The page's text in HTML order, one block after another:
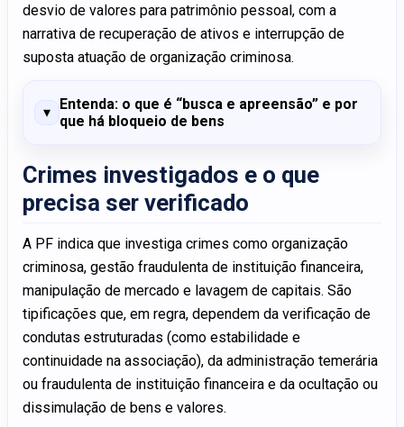
desvio de valores para patrimônio pessoal, com a
narrativa de recuperação de ativos e interrupção de
suposta atuação de organização criminosa.
Entenda: o que é “busca e apreensão” e por
que há bloqueio de bens
Crimes investigados e o que
precisa ser verificado
A PF indica que investiga crimes como organização
criminosa, gestão fraudulenta de instituição financeira,
manipulação de mercado e lavagem de capitais. São
tipificações que, em regra, dependem da verificação de
condutas estruturadas (como estabilidade e
continuidade na associação), da administração temerária
ou fraudulenta de instituição financeira e da ocultação ou
dissimulação de bens e valores.